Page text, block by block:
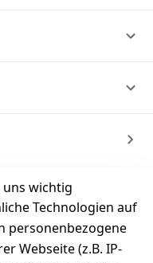
wichtig
Technologien auf
personenbezogene
Webseite (z.B. IP-